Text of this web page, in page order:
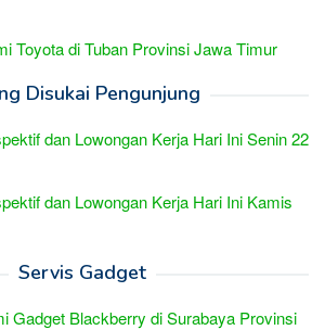
Toyota di Tuban Provinsi Jawa Timur
Disukai Pengunjung
dan Lowongan Kerja Hari Ini Senin 22
dan Lowongan Kerja Hari Ini Kamis
Servis Gadget
Gadget Blackberry di Surabaya Provinsi